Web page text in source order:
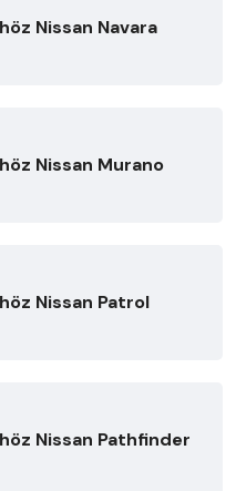
Nissan Navara
Nissan Murano
Nissan Patrol
Nissan Pathfinder